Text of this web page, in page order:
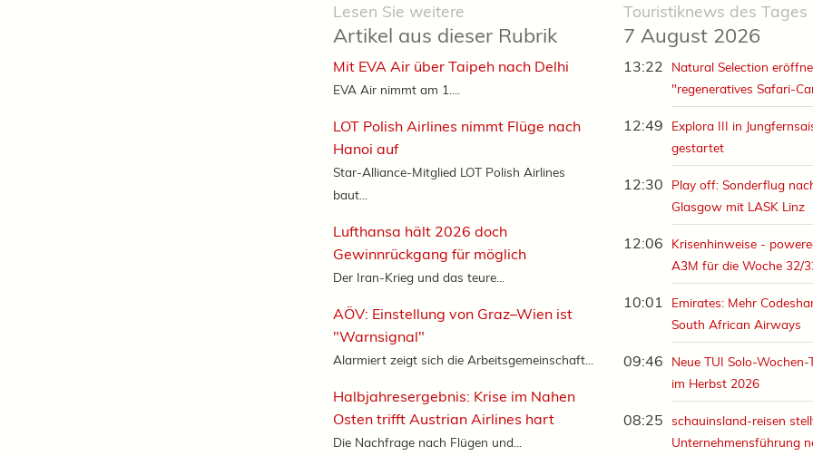
Touristiknews des Tages
7 August 2026
13:22
Natural Selection
"regeneratives Safari-
12:49
Explora III in
gestartet
12:30
Play off: Sonderflug
Glasgow mit LASK Linz
12:06
Krisenhinweise -
A3M für die Woche 32/
10:01
Emirates: Mehr
South African Airways
09:46
Neue TUI Solo-Wochen-
im Herbst 2026
08:25
schauinsland-reisen
Unternehmensführung
Lesen Sie weitere
Artikel aus dieser Rubrik
Mit EVA Air über Taipeh nach Delhi
EVA Air nimmt am 1....
LOT Polish Airlines nimmt Flüge nach
Hanoi auf
Star-Alliance-Mitglied LOT Polish Airlines
baut...
Lufthansa hält 2026 doch
Gewinnrückgang für möglich
Der Iran-Krieg und das teure...
AÖV: Einstellung von Graz–Wien ist
"Warnsignal"
Alarmiert zeigt sich die Arbeitsgemeinschaft...
Halbjahresergebnis: Krise im Nahen
Osten trifft Austrian Airlines hart
Die Nachfrage nach Flügen und...